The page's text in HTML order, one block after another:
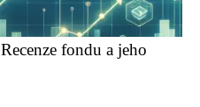
fondu a jeho